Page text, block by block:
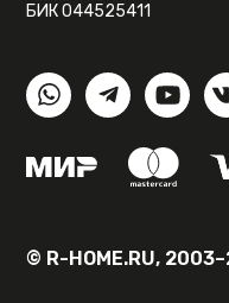
БИК 044525411
© R-HOME.RU,